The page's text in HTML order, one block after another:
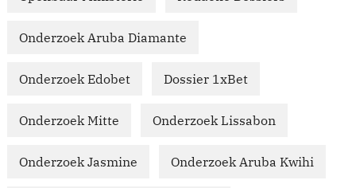
Onderzoek Aruba Diamante
Onderzoek Edobet Dossier 1xBet
Onderzoek Mitte Onderzoek Lissabon
Onderzoek Jasmine Onderzoek Aruba Kwihi